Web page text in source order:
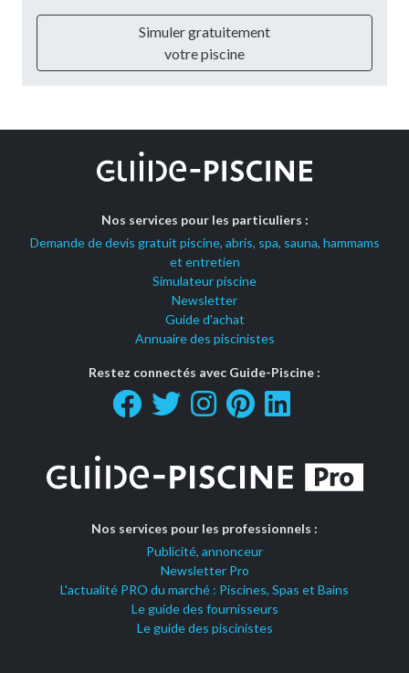
Simuler gratuitement
votre piscine
Nos services pour les particuliers :
Demande de devis gratuit piscine, abris, spa, sauna, hammams
et entretien
Simulateur piscine
Newsletter
Guide d'achat
Annuaire des piscinistes
Restez connectés avec Guide-Piscine :
Nos services pour les professionnels :
Publicité, annonceur
Newsletter Pro
L'actualité PRO du marché : Piscines, Spas et Bains
Le guide des fournisseurs
Le guide des piscinistes